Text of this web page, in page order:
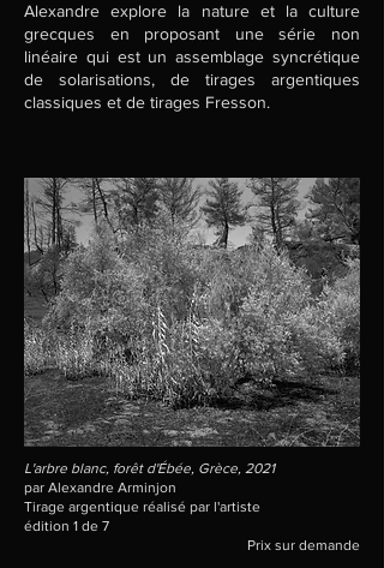
Alexandre explore la nature et la culture
grecques en proposant une série non
linéaire qui est un assemblage syncrétique
de solarisations, de tirages argentiques
classiques et de tirages Fresson.
L'arbre blanc, forêt d'Ébée, Grèce, 2021
par Alexandre Arminjon
Tirage argentique réalisé par l'artiste
édition 1 de 7
Prix sur demande